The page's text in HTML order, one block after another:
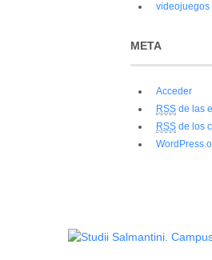
videojuegos
META
Acceder
RSS de las
RSS de los